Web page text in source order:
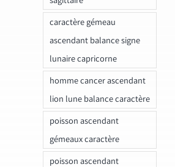
caractère gémeau
ascendant balance signe
lunaire capricorne
homme cancer ascendant
lion lune balance caractère
poisson ascendant
gémeaux caractère
poisson ascendant